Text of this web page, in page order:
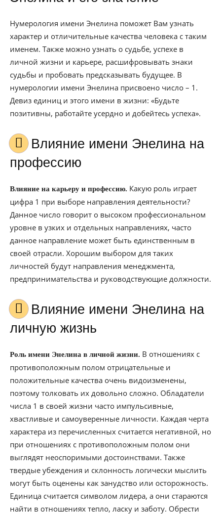
Нумерология имени Энелина поможет Вам узнать
характер и отличительные качества человека с таким
именем. Также можно узнать о судьбе, успехе в
личной жизни и карьере, расшифровывать знаки
судьбы и пробовать предсказывать будущее. В
нумерологии имени Энелина присвоено число – 1.
Девиз единиц и этого имени в жизни: «Будьте
позитивны, работайте усердно и добейтесь успеха».
Влияние имени Энелина на
профессию
Влияние на карьеру и профессию. Какую роль играет
цифра 1 при выборе направления деятельности?
Данное число говорит о высоком профессиональном
уровне в узких и отдельных направлениях, часто
данное направление может быть единственным в
своей отрасли. Хорошим выбором для таких
личностей будут направления менеджмента,
предпринимательства и руководствующие должности.
Влияние имени Энелина на
личную жизнь
Роль имени Энелина в личной жизни. В отношениях с
противоположным полом отрицательные и
положительные качества очень видоизменены,
поэтому толковать их довольно сложно. Обладатели
числа 1 в своей жизни часто импульсивные,
хвастливые и самоуверенные личности. Каждая черта
характера из перечисленных считается негативной, но
при отношениях с противоположным полом они
выглядят неоспоримыми достоинствами. Также
твердые убеждения и склонность логически мыслить
могут быть оценены как занудство или осторожность.
Единица считается символом лидера, а они стараются
найти в отношениях тепло, ласку и заботу. Обрести